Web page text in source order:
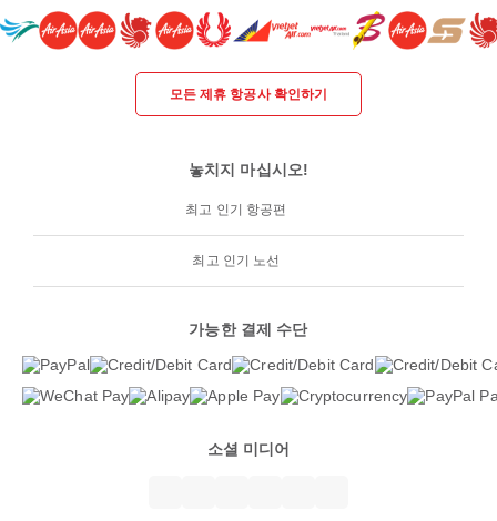
모든 제휴 항공사 확인하기
놓치지 마십시오!
최고 인기 항공편
최고 인기 노선
가능한 결제 수단
소셜 미디어